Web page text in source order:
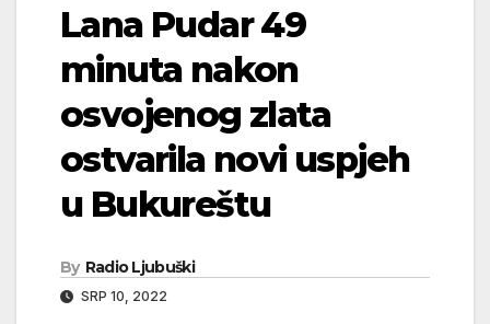
Lana Pudar 49
minuta nakon
osvojenog zlata
ostvarila novi uspjeh
u Bukureštu
By Radio Ljubuški
SRP 10, 2022